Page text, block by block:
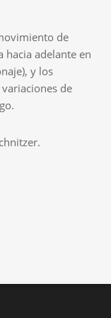
de
hacia adelante en
y los
de